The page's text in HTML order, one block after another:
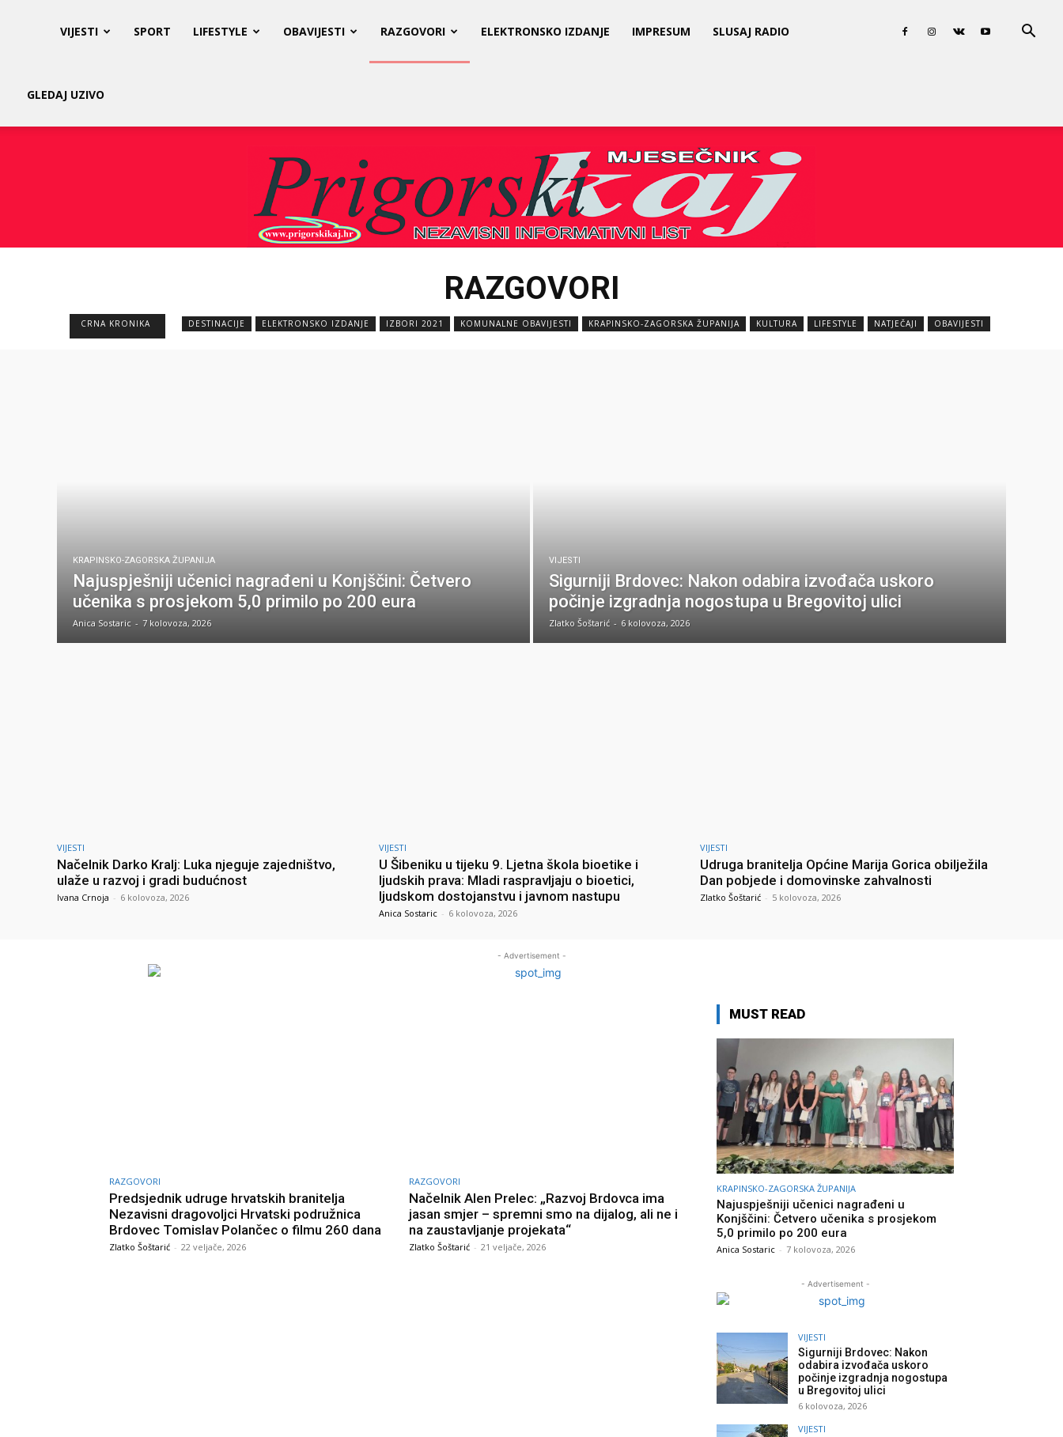
Kaj
VIJESTI SPORT LIFESTYLE OBAVIJESTI RAZGOVORI ELEKTRONSKO IZDANJE IMPRESUM SLUSAJ RADIO
GLEDAJ UZIVO
RAZGOVORI
CRNA KRONIKA DESTINACIJE ELEKTRONSKO IZDANJE IZBORI 2021 KOMUNALNE OBAVIJESTI KRAPINSKO-ZAGORSKA ŽUPANIJA KULTURA LIFESTYLE NATJEČAJI OBAVIJESTI
KRAPINSKO-ZAGORSKA ŽUPANIJA
Najuspješniji učenici nagrađeni u Konjščini: Četvero
učenika s prosjekom 5,0 primilo po 200 eura
Anica Sostaric - 7 kolovoza, 2026
VIJESTI
Sigurniji Brdovec: Nakon odabira izvođača uskoro
počinje izgradnja nogostupa u Bregovitoj ulici
Zlatko Šoštarić - 6 kolovoza, 2026
VIJESTI
Načelnik Darko Kralj: Luka njeguje zajedništvo,
ulaže u razvoj i gradi budućnost
Ivana Crnoja - 6 kolovoza, 2026
VIJESTI
U Šibeniku u tijeku 9. Ljetna škola bioetike i
ljudskih prava: Mladi raspravljaju o bioetici,
ljudskom dostojanstvu i javnom nastupu
Anica Sostaric - 6 kolovoza, 2026
VIJESTI
Udruga branitelja Općine Marija Gorica obilježila
Dan pobjede i domovinske zahvalnosti
Zlatko Šoštarić - 5 kolovoza, 2026
- Advertisement -
RAZGOVORI
Predsjednik udruge hrvatskih branitelja
Nezavisni dragovoljci Hrvatski podružnica
Brdovec Tomislav Polančec o filmu 260 dana
Zlatko Šoštarić - 22 veljače, 2026
RAZGOVORI
Načelnik Alen Prelec: „Razvoj Brdovca ima
jasan smjer – spremni smo na dijalog, ali ne i
na zaustavljanje projekata“
Zlatko Šoštarić - 21 veljače, 2026
MUST READ
KRAPINSKO-ZAGORSKA ŽUPANIJA
Najuspješniji učenici nagrađeni u
Konjščini: Četvero učenika s prosjekom
5,0 primilo po 200 eura
Anica Sostaric - 7 kolovoza, 2026
- Advertisement -
VIJESTI
Sigurniji Brdovec: Nakon
odabira izvođača uskoro
počinje izgradnja nogostupa
u Bregovitoj ulici
6 kolovoza, 2026
VIJESTI